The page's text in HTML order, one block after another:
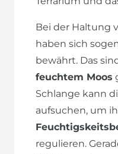
Bei der Haltung
haben sich
bewährt. Das
feuchtem Moos
Schlange kann
aufsuchen, um
regulieren.